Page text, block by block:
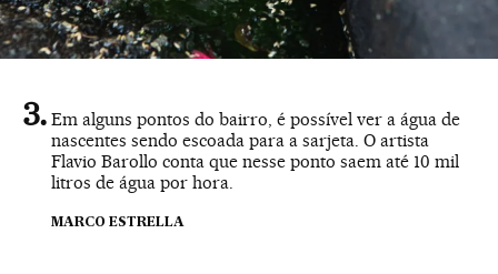
Em alguns pontos do bairro, é possível ver a água de
nascentes sendo escoada para a sarjeta. O artista
Flavio Barollo conta que nesse ponto saem até 10 mil
litros de água por hora.
MARCO ESTRELLA